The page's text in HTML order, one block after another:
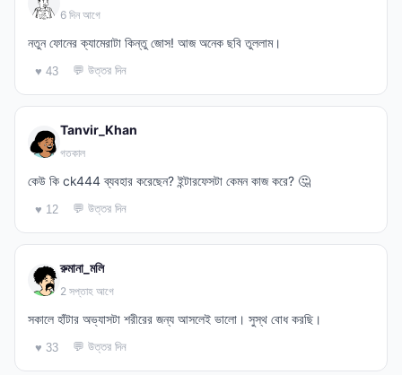
6 দিন আগে
নতুন ফোনের ক্যামেরাটা কিন্তু জোস! আজ অনেক ছবি তুললাম।
♥ 43 💬 উত্তর দিন
Tanvir_Khan
গতকাল
কেউ কি ck444 ব্যবহার করেছেন? ইন্টারফেসটা কেমন কাজ করে? 🤔
♥ 12 💬 উত্তর দিন
রুমানা_মলি
2 সপ্তাহ আগে
সকালে হাঁটার অভ্যাসটা শরীরের জন্য আসলেই ভালো। সুস্থ বোধ করছি।
♥ 33 💬 উত্তর দিন